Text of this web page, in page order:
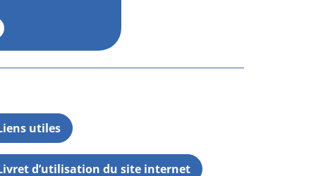
utiles
d’utilisation du site internet